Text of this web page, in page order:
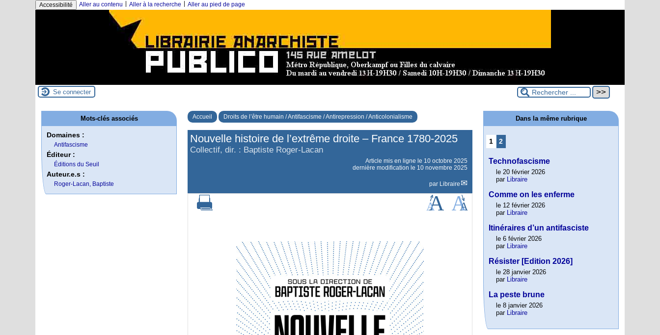
Accessibilité Aller au contenu Aller à la recherche Aller au pied de page
Se connecter
Accueil Droits de l’être humain / Antifascisme / Antirepression / Anticolonialisme
Nouvelle histoire de l’extrême droite – France 1780-2025
Collectif, dir. : Baptiste Roger-Lacan
Article mis en ligne le 10 octobre 2025
dernière modification le 10 novembre 2025
par Libraire
Mots-clés associés
Domaines :
Antifascisme
Éditeur :
Éditions du Seuil
Auteur.e.s :
Roger-Lacan, Baptiste
Dans la même rubrique
1 2
Technofascisme
le 20 février 2026
par Libraire
Comme on les enferme
le 12 février 2026
par Libraire
Itinéraires d’un antifasciste
le 6 février 2026
par Libraire
Résister [Edition 2026]
le 28 janvier 2026
par Libraire
La peste brune
le 8 janvier 2026
par Libraire